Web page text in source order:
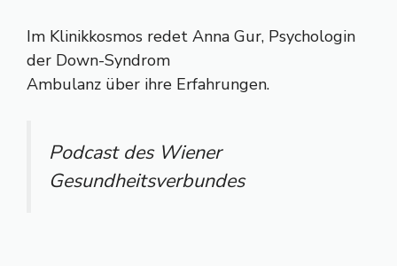
Im Klinikkosmos redet Anna Gur, Psychologin
der Down-Syndrom
Ambulanz über ihre Erfahrungen.
Podcast des Wiener
Gesundheitsverbundes